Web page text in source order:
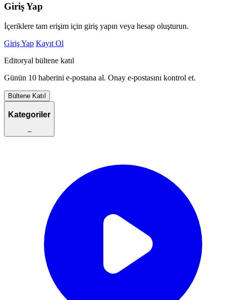
Giriş Yap
İçeriklere tam erişim için giriş yapın veya hesap oluşturun.
Giriş Yap Kayıt Ol
Editoryal bültene katıl
Günün 10 haberini e-postana al. Onay e-postasını kontrol et.
Bültene Katıl
Kategoriler
–